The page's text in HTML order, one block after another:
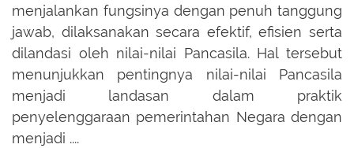
menjalankan fungsinya dengan penuh tanggung
jawab, dilaksanakan secara efektif, efisien serta
dilandasi oleh nilai-nilai Pancasila. Hal tersebut
menunjukkan pentingnya nilai-nilai Pancasila
menjadi landasan dalam praktik
penyelenggaraan pemerintahan Negara dengan
menjadi ....